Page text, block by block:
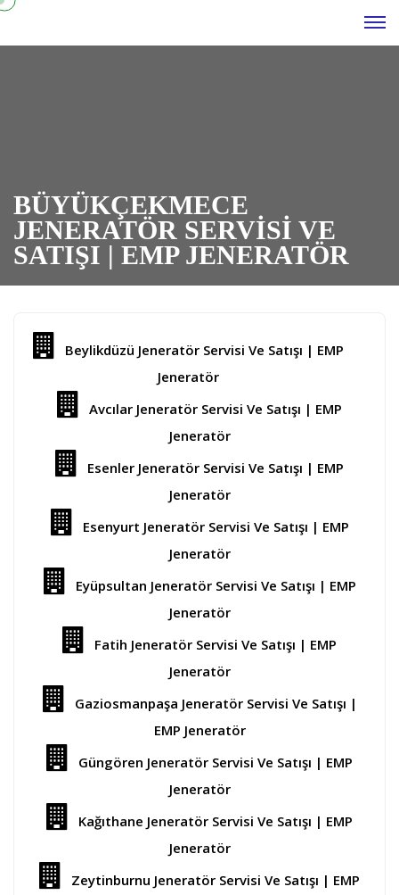
BÜYÜKÇEKMECE
JENERATÖR SERVISI VE
SATIŞI | EMP JENERATÖR
Beylikdüzü Jeneratör Servisi Ve Satışı | EMP
Jeneratör
Avcılar Jeneratör Servisi Ve Satışı | EMP
Jeneratör
Esenler Jeneratör Servisi Ve Satışı | EMP
Jeneratör
Esenyurt Jeneratör Servisi Ve Satışı | EMP
Jeneratör
Eyüpsultan Jeneratör Servisi Ve Satışı | EMP
Jeneratör
Fatih Jeneratör Servisi Ve Satışı | EMP
Jeneratör
Gaziosmanpaşa Jeneratör Servisi Ve Satışı |
EMP Jeneratör
Güngören Jeneratör Servisi Ve Satışı | EMP
Jeneratör
Kağıthane Jeneratör Servisi Ve Satışı | EMP
Jeneratör
Zeytinburnu Jeneratör Servisi Ve Satışı | EMP